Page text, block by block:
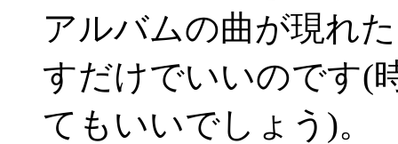
アルバムの曲が現れ
すだけでいいのです(
てもいいでしょう)。